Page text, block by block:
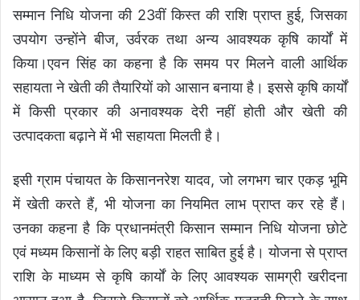
सम्मान निधि योजना की 23वीं किस्त की राशि प्राप्त हुई, जिसका
उपयोग उन्होंने बीज, उर्वरक तथा अन्य आवश्यक कृषि कार्यों में
किया।एवन सिंह का कहना है कि समय पर मिलने वाली आर्थिक
सहायता ने खेती की तैयारियों को आसान बनाया है। इससे कृषि कार्यों
में किसी प्रकार की अनावश्यक देरी नहीं होती और खेती की
उत्पादकता बढ़ाने में भी सहायता मिलती है।
इसी ग्राम पंचायत के किसाननरेश यादव, जो लगभग चार एकड़ भूमि
में खेती करते हैं, भी योजना का नियमित लाभ प्राप्त कर रहे हैं।
उनका कहना है कि प्रधानमंत्री किसान सम्मान निधि योजना छोटे
एवं मध्यम किसानों के लिए बड़ी राहत साबित हुई है। योजना से प्राप्त
राशि के माध्यम से कृषि कार्यों के लिए आवश्यक सामग्री खरीदना